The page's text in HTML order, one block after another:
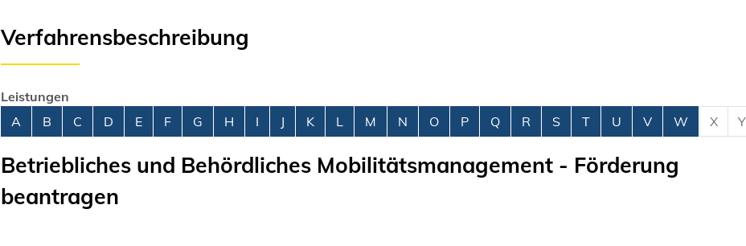
Verfahrensbeschreibung
Leistungen
Alphabetisches Register überspringen
A B C D E F G H I J K L M N O P Q R S T U V W X Y
Betriebliches und Behördliches Mobilitätsmanagement - Förderung
beantragen